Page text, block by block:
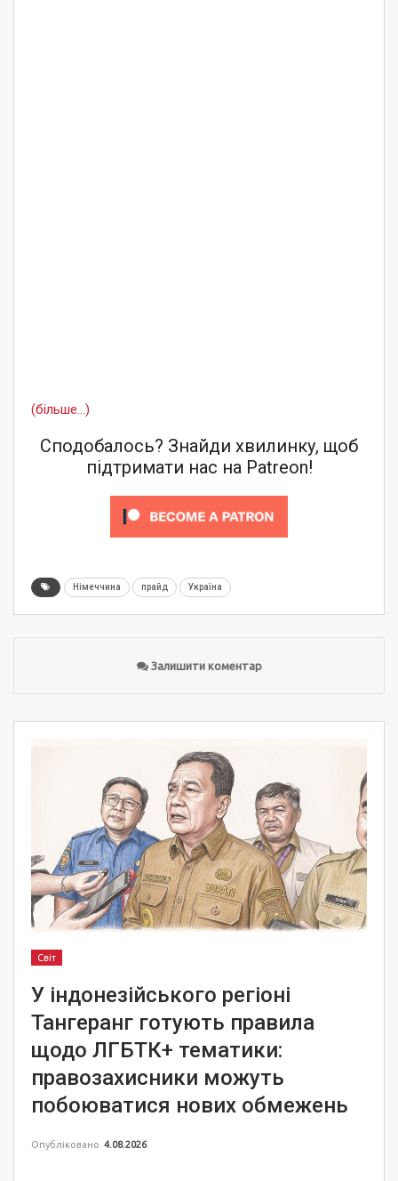
(більше…)
Сподобалось? Знайди хвилинку, щоб
підтримати нас на Patreon!
Німеччина прайд Україна
Залишити коментар
Світ
У індонезійського регіоні
Тангеранг готують правила
щодо ЛГБТК+ тематики:
правозахисники можуть
побоюватися нових обмежень
Опубліковано 4.08.2026